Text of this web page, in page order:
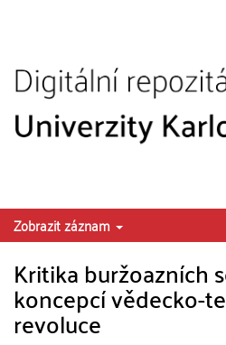
Zobrazit záznam
Kritika buržoazních
koncepcí vědecko-
revoluce